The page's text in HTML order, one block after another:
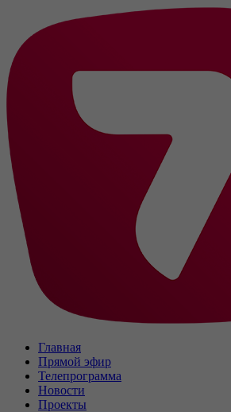
Главная
Прямой эфир
Телепрограмма
Новости
Проекты